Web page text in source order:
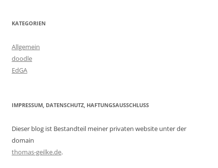
KATEGORIEN
Allgemein
doodle
EdGA
IMPRESSUM, DATENSCHUTZ, HAFTUNGSAUSSCHLUSS
Dieser blog ist Bestandteil meiner privaten website unter der
domain
thomas-geilke.de.